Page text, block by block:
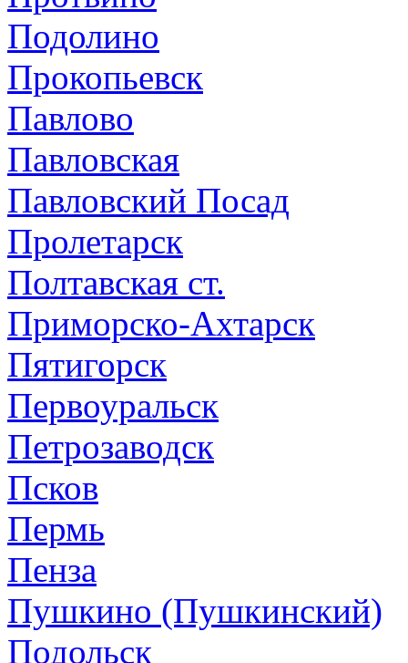
Подолино
Прокопьевск
Павлово
Павловская
Павловский Посад
Пролетарск
Полтавская ст.
Приморско-Ахтарск
Пятигорск
Первоуральск
Петрозаводск
Псков
Пермь
Пенза
Пушкино (Пушкинский)
Подольск